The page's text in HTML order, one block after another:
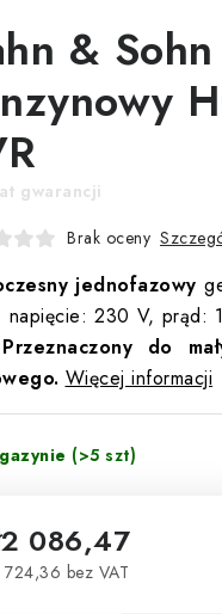
&
gwarancji
Brak oceny
jednofazowy
napięcie: 230 V, prąd:
Przeznaczony do
Więcej informacji
(>5 szt)
086,47
724,36 bez VAT